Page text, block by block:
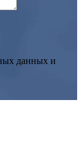
данных и